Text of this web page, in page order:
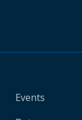
Events